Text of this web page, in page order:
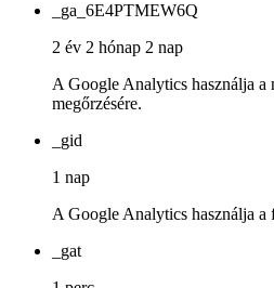
_ga_6E4PTMEW6Q
2 év 2 hónap 2 nap
A Google Analytics használja a
megőrzésére.
_gid
1 nap
A Google Analytics használja a
_gat